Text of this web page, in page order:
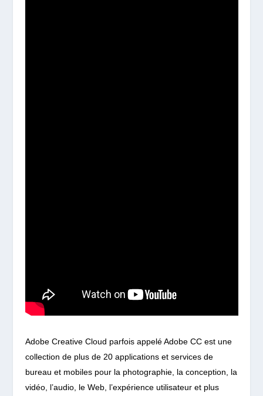
Adobe Creative Cloud parfois appelé Adobe CC est une
collection de plus de 20 applications et services de
bureau et mobiles pour la photographie, la conception, la
vidéo, l’audio, le Web, l’expérience utilisateur et plus